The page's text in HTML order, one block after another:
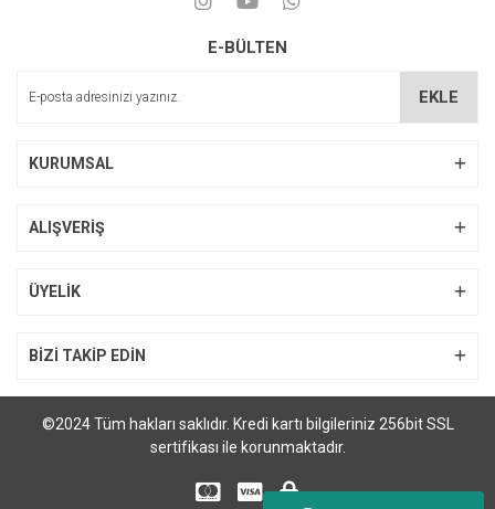
E-BÜLTEN
EKLE
KURUMSAL
ALIŞVERİŞ
ÜYELİK
BİZİ TAKİP EDİN
©2024 Tüm hakları saklıdır. Kredi kartı bilgileriniz 256bit SSL
sertifikası ile korunmaktadır.